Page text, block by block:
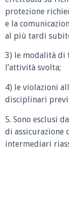
protezione
e la
al più tardi
3) le modalità di
l’attività svolta;
4) le violazioni
disciplinari
5. Sono esclusi
di assicurazione
intermediari